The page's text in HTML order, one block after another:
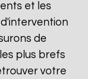
et les
de
plus brefs
votre